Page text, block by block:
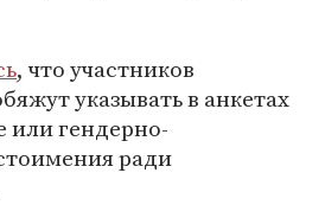
, что участников
указывать в анкетах
или гендерно-
ради